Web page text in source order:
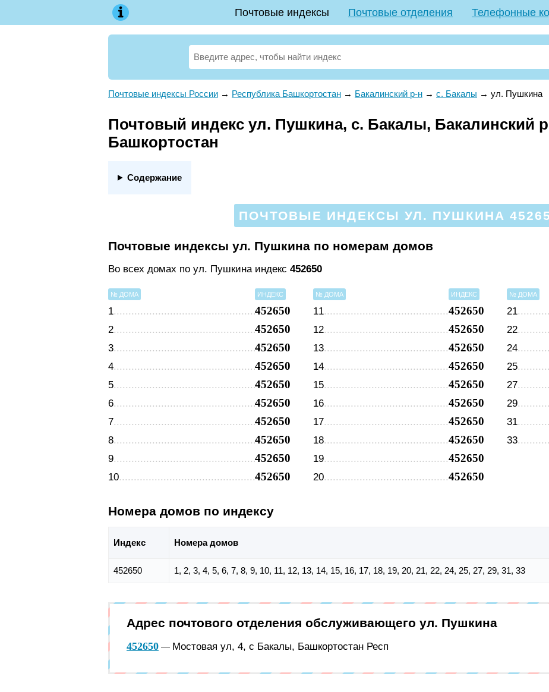
Почтовые индексы Почтовые отделения Телефонные
Почтовые индексы России → Республика Башкортостан → Бакалинский р-н → с. Бакалы → ул. Пушкина
Почтовый индекс ул. Пушкина, с. Бакалы, Бакалинский
Башкортостан
Содержание
ПОЧТОВЫЕ ИНДЕКСЫ УЛ. ПУШКИНА
Почтовые индексы ул. Пушкина по номерам домов
Во всех домах по ул. Пушкина индекс 452650
№ ДОМА ИНДЕКС
1 452650
2 452650
3 452650
4 452650
5 452650
6 452650
7 452650
8 452650
9 452650
10 452650
№ ДОМА ИНДЕКС
11 452650
12 452650
13 452650
14 452650
15 452650
16 452650
17 452650
18 452650
19 452650
20 452650
№ ДОМА
21
22
24
25
27
29
31
33
Номера домов по индексу
Индекс Номера домов
452650 1, 2, 3, 4, 5, 6, 7, 8, 9, 10, 11, 12, 13, 14, 15, 16, 17, 18, 19, 20, 21, 22, 24, 25, 27, 29, 31, 33
Адрес почтового отделения обслуживающего ул. Пушкина
452650 — Мостовая ул, 4, с Бакалы, Башкортостан Респ